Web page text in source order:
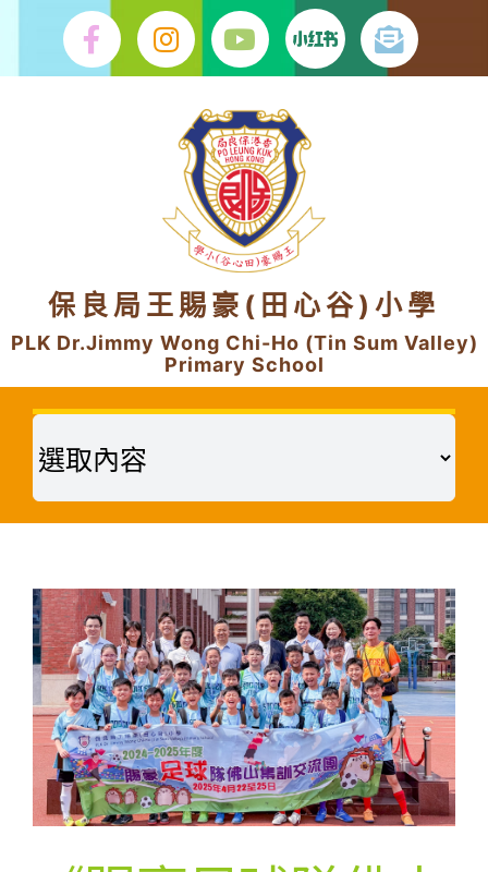
content
保良局王賜豪(田心谷)小學
PLK Dr.Jimmy Wong Chi-Ho (Tin Sum Valley)
Primary School